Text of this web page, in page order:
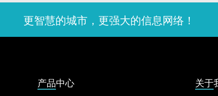
更智慧的城市，更强大的信息网络！
产品中心 关于